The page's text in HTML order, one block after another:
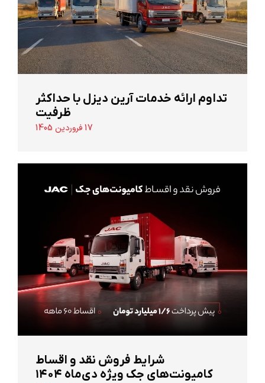
تداوم ارائه خدمات آرین دیزل با حداکثر
ظرفیت
17 فروردین 1405
شرایط فروش نقد و اقساط
کامیونت‌های جک ویژه دی‌ماه ۱۴۰۴